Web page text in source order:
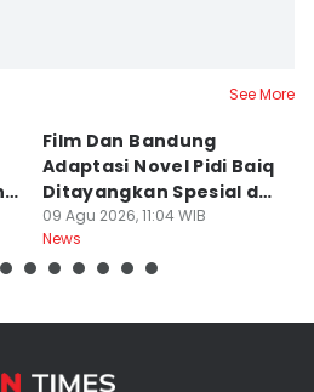
See More
Film Dan Bandung
Adaptasi Novel Pidi Baiq
Ditayangkan Spesial di
Jogja
09 Agu 2026, 11:04 WIB
News